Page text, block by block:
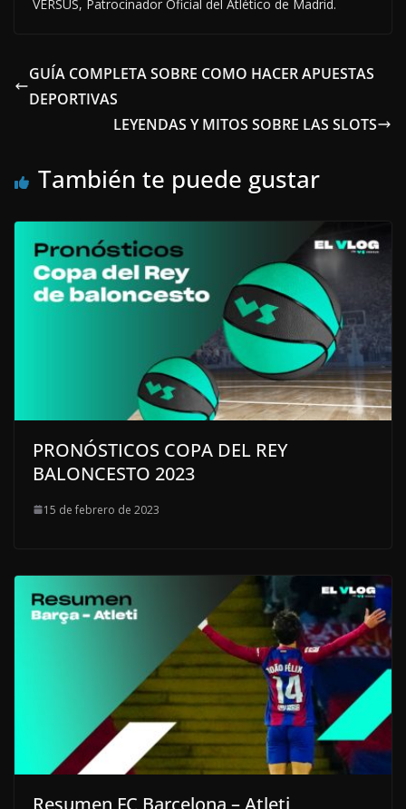
VERSUS, Patrocinador Oficial del Atlético de Madrid.
GUÍA COMPLETA SOBRE COMO HACER APUESTAS
DEPORTIVAS
LEYENDAS Y MITOS SOBRE LAS SLOTS
También te puede gustar
PRONÓSTICOS COPA DEL REY
BALONCESTO 2023
15 de febrero de 2023
Resumen FC Barcelona – Atleti